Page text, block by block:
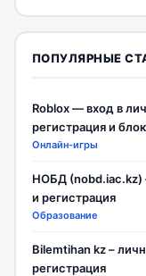
ПОПУЛЯРНЫЕ
Roblox — вход в
регистрация и
Онлайн-игры
НОБД (nobd.iac.kz)
и регистрация
Образование
Bilemtihan kz –
регистрация